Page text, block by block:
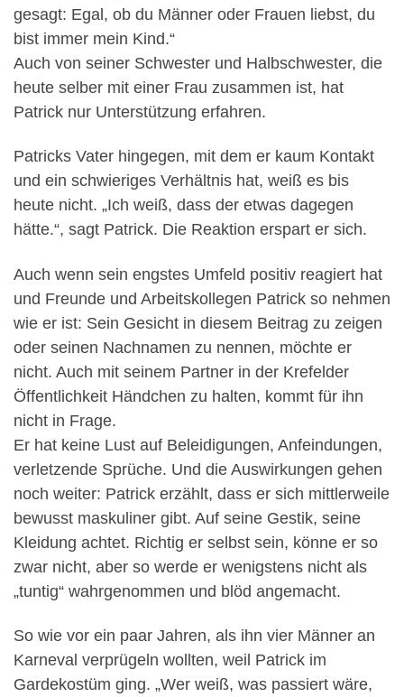
gesagt: Egal, ob du Männer oder Frauen liebst, du
bist immer mein Kind.“
Auch von seiner Schwester und Halbschwester, die
heute selber mit einer Frau zusammen ist, hat
Patrick nur Unterstützung erfahren.
Patricks Vater hingegen, mit dem er kaum Kontakt
und ein schwieriges Verhältnis hat, weiß es bis
heute nicht. „Ich weiß, dass der etwas dagegen
hätte.“, sagt Patrick. Die Reaktion erspart er sich.
Auch wenn sein engstes Umfeld positiv reagiert hat
und Freunde und Arbeitskollegen Patrick so nehmen
wie er ist: Sein Gesicht in diesem Beitrag zu zeigen
oder seinen Nachnamen zu nennen, möchte er
nicht. Auch mit seinem Partner in der Krefelder
Öffentlichkeit Händchen zu halten, kommt für ihn
nicht in Frage.
Er hat keine Lust auf Beleidigungen, Anfeindungen,
verletzende Sprüche. Und die Auswirkungen gehen
noch weiter: Patrick erzählt, dass er sich mittlerweile
bewusst maskuliner gibt. Auf seine Gestik, seine
Kleidung achtet. Richtig er selbst sein, könne er so
zwar nicht, aber so werde er wenigstens nicht als
„tuntig“ wahrgenommen und blöd angemacht.
So wie vor ein paar Jahren, als ihn vier Männer an
Karneval verprügeln wollten, weil Patrick im
Gardekostüm ging. „Wer weiß, was passiert wäre,